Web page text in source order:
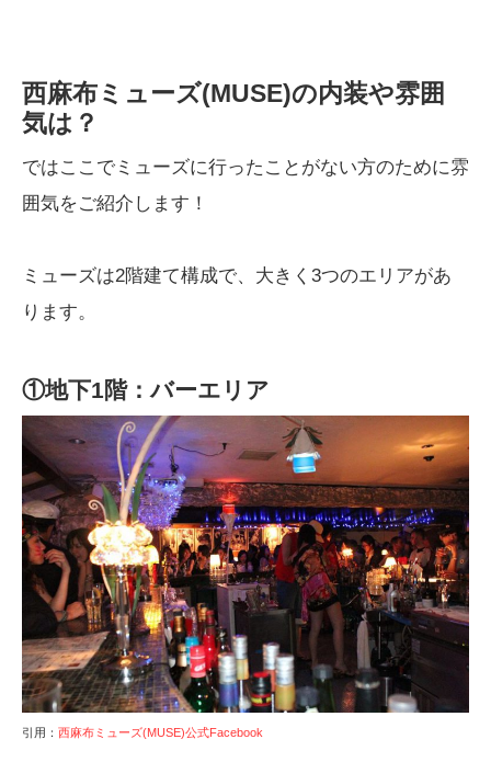
西麻布ミューズ(MUSE)の内装や雰囲
気は？
ではここでミューズに行ったことがない方のために雰
囲気をご紹介します！
ミューズは2階建て構成で、大きく3つのエリアがあ
ります。
①地下1階：バーエリア
引用： 西麻布ミューズ(MUSE)公式Facebook